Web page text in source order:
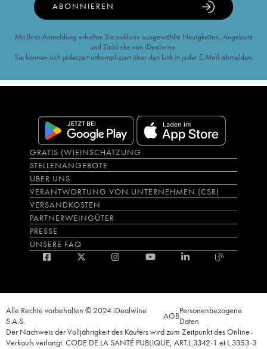
ABONNIEREN
Mit Ihrer Anmeldung erhalten Sie exklusiv ausgewählte Neuigkeiten, Angebote
und Einblicke von iDealwine.
Sie können sich jederzeit unkompliziert über den Link in jeder E-Mail abmelden.
GRATIS (W)EINSCHÄTZUNG
STELLENANGEBOTE
ÜBER UNS
VERANTWORTUNG VON UNTERNEHMEN (CSR)
VERSANDKOSTEN
PARTNERWEINGÜTER
PRESSE
UNSERE FAQ
Alle Rechte vorbehalten © 2024 iDealwine
S.A.S.
AGBPersonenbezogene
Daten
Der Nachweis der Volljährigkeit des Käufers wird zum Zeitpunkt des Online-
Verkaufs verlangt. CODE DE LA SANTÉ PUBLIQUE, ART.L.3342-1 et L.3353-3